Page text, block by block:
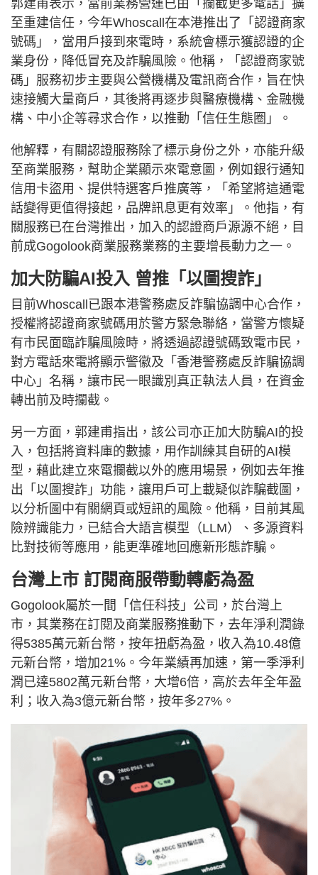
郭建甫表示，當前業務營運已由「攔截更多電話」擴
至重建信任，今年Whoscall在本港推出了「認證商家
號碼」，當用戶接到來電時，系統會標示獲認證的企
業身份，降低冒充及詐騙風險。他稱，「認證商家號
碼」服務初步主要與公營機構及電訊商合作，旨在快
速接觸大量商戶，其後將再逐步與醫療機構、金融機
構、中小企等尋求合作，以推動「信任生態圈」。
他解釋，有關認證服務除了標示身份之外，亦能升級
至商業服務，幫助企業顯示來電意圖，例如銀行通知
信用卡盜用、提供特選客戶推廣等，「希望將這通電
話變得更值得接起，品牌訊息更有效率」。他指，有
關服務已在台灣推出，加入的認證商戶源源不絕，目
前成Gogolook商業服務業務的主要增長動力之一。
加大防騙AI投入 曾推「以圖搜詐」
目前Whoscall已跟本港警務處反詐騙協調中心合作，
授權將認證商家號碼用於警方緊急聯絡，當警方懷疑
有市民面臨詐騙風險時，將透過認證號碼致電市民，
對方電話來電將顯示警徽及「香港警務處反詐騙協調
中心」名稱，讓市民一眼識別真正執法人員，在資金
轉出前及時攔截。
另一方面，郭建甫指出，該公司亦正加大防騙AI的投
入，包括將資料庫的數據，用作訓練其自研的AI模
型，藉此建立來電攔截以外的應用場景，例如去年推
出「以圖搜詐」功能，讓用戶可上載疑似詐騙截圖，
以分析圖中有關網頁或短訊的風險。他稱，目前其風
險辨識能力，已結合大語言模型（LLM）、多源資料
比對技術等應用，能更準確地回應新形態詐騙。
台灣上市 訂閱商服帶動轉虧為盈
Gogolook屬於一間「信任科技」公司，於台灣上
市，其業務在訂閱及商業服務推動下，去年淨利潤錄
得5385萬元新台幣，按年扭虧為盈，收入為10.48億
元新台幣，增加21%。今年業績再加速，第一季淨利
潤已達5802萬元新台幣，大增6倍，高於去年全年盈
利；收入為3億元新台幣，按年多27%。